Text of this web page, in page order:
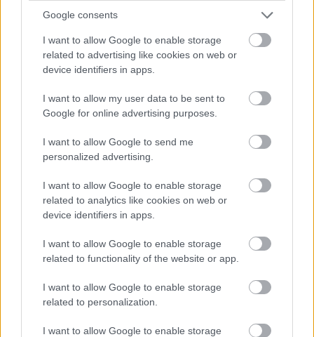
Google consents
I want to allow Google to enable storage
related to advertising like cookies on web or
device identifiers in apps.
I want to allow my user data to be sent to
Google for online advertising purposes.
I want to allow Google to send me
personalized advertising.
I want to allow Google to enable storage
related to analytics like cookies on web or
device identifiers in apps.
I want to allow Google to enable storage
related to functionality of the website or app.
I want to allow Google to enable storage
related to personalization.
I want to allow Google to enable storage
17 éves volt az athéni odüsszeia
2026. május 12.
17 éve indult a Depeche Mode történelmének
mindmáig utolsó komolyabb válsága: A Tour Of The
Universe harmadik koncerten Athénban a koncert
Az első vizsgálatok gyomorfertőzést állapítottak
meg, ám az újabb egészségügyi tesztek tesztek